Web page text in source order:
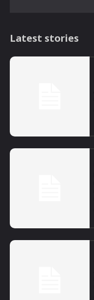
Latest stories